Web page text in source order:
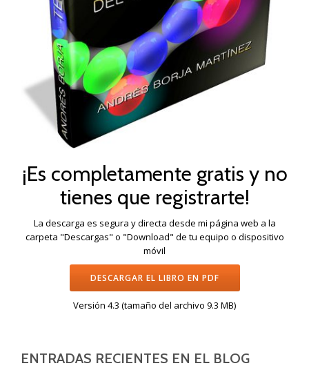
¡Es completamente gratis y no
tienes que registrarte!
La descarga es segura y directa desde mi página web a la
carpeta "Descargas" o "Download" de tu equipo o dispositivo
móvil
DESCARGAR EL LIBRO EN PDF
Versión 4.3 (tamaño del archivo 9.3 MB)
ENTRADAS RECIENTES EN EL BLOG